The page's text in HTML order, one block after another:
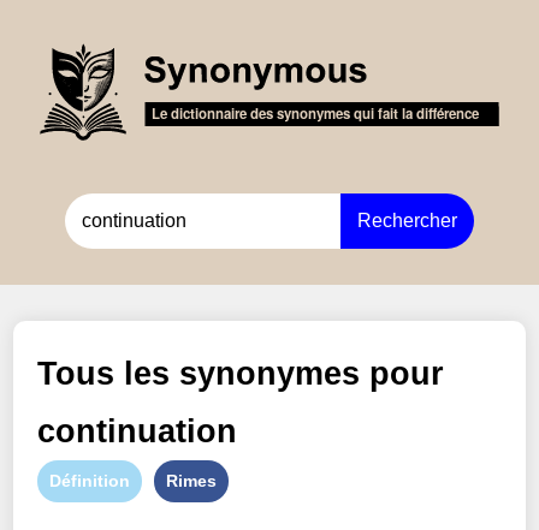
Rechercher
Tous les synonymes pour
continuation
Définition Rimes